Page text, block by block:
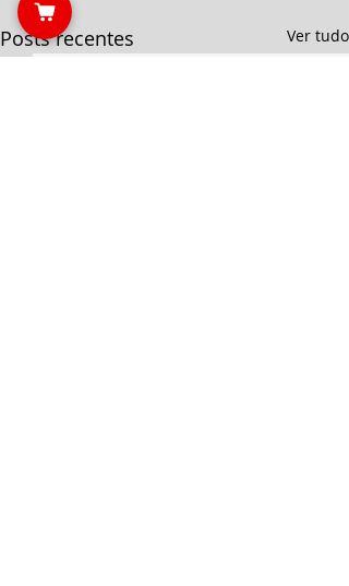
Posts recentes Ver tudo